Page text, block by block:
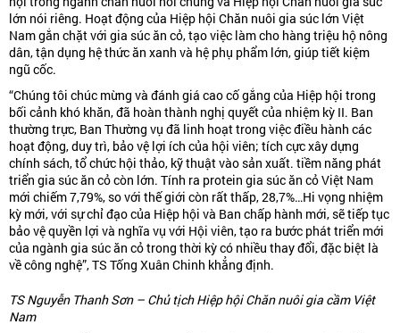
lớn nói riêng. Hoạt động của Hiệp hội Chăn nuôi gia súc lớn Việt
Nam gắn chặt với gia súc ăn cỏ, tạo việc làm cho hàng triệu hộ nông
dân, tận dụng hệ thức ăn xanh và hệ phụ phẩm lớn, giúp tiết kiệm
ngũ cốc.
“Chúng tôi chúc mừng và đánh giá cao cố gắng của Hiệp hội trong
bối cảnh khó khăn, đã hoàn thành nghị quyết của nhiệm kỳ II. Ban
thường trực, Ban Thường vụ đã linh hoạt trong việc điều hành các
hoạt động, duy trì, bảo vệ lợi ích của hội viên; tích cực xây dựng
chính sách, tổ chức hội thảo, kỹ thuật vào sản xuất. tiềm năng phát
triển gia súc ăn cỏ còn lớn. Tính ra protein gia súc ăn cỏ Việt Nam
mới chiếm 7,79%, so với thế giới còn rất thấp, 28,7%…Hi vọng nhiệm
kỳ mới, với sự chỉ đạo của Hiệp hội và Ban chấp hành mới, sẽ tiếp tục
bảo vệ quyền lợi và nghĩa vụ với Hội viên, tạo ra bước phát triển mới
của ngành gia súc ăn cỏ trong thời kỳ có nhiều thay đổi, đặc biệt là
về công nghệ”, TS Tống Xuân Chinh khẳng định.
TS Nguyễn Thanh Sơn – Chủ tịch Hiệp hội Chăn nuôi gia cầm Việt
Nam